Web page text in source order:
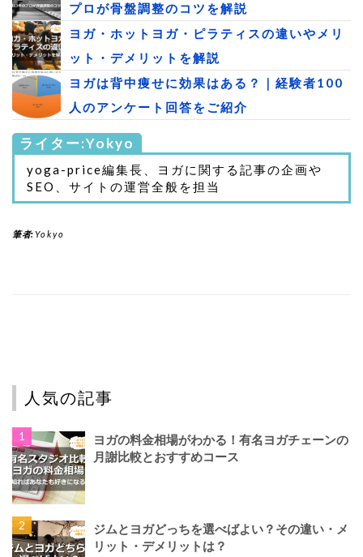
プロが骨盤調整のコツを解説
ヨガ・ホットヨガ・ピラティスの違いやメリ
ット・デメリットを解説
ヨガは背中痩せに効果はある？｜経験者100
人のアンケート回答をご紹介
ライター:Yokyo
yoga-price編集長、ヨガに関する記事の企画や
SEO、サイトの運営全般を担当
筆者:Yokyo
人気の記事
ヨガの料金相場がわかる！有名ヨガチェーンの
月謝比較とおすすめコース
ジムとヨガどっちを選べばよい？その違い・メ
リット・デメリットは？